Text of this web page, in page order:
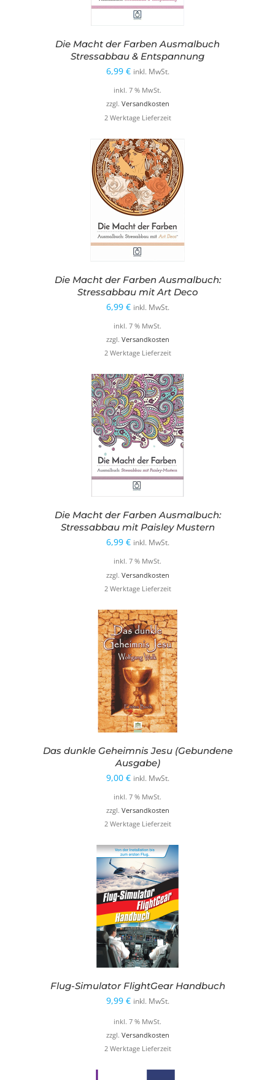
Die Macht der Farben Ausmalbuch
Stressabbau & Entspannung
6,99 € inkl. MwSt.
inkl. 7 % MwSt.
zzgl. Versandkosten
2 Werktage Lieferzeit
Die Macht der Farben Ausmalbuch:
Stressabbau mit Art Deco
6,99 € inkl. MwSt.
inkl. 7 % MwSt.
zzgl. Versandkosten
2 Werktage Lieferzeit
Die Macht der Farben Ausmalbuch:
Stressabbau mit Paisley Mustern
6,99 € inkl. MwSt.
inkl. 7 % MwSt.
zzgl. Versandkosten
2 Werktage Lieferzeit
Das dunkle Geheimnis Jesu (Gebundene
Ausgabe)
9,00 € inkl. MwSt.
inkl. 7 % MwSt.
zzgl. Versandkosten
2 Werktage Lieferzeit
Flug-Simulator FlightGear Handbuch
9,99 € inkl. MwSt.
inkl. 7 % MwSt.
zzgl. Versandkosten
2 Werktage Lieferzeit